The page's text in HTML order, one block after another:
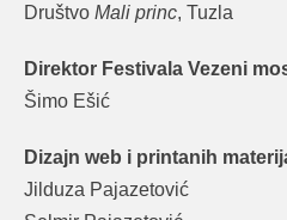
Društvo Mali princ, Tuzla
Direktor Festivala Vezeni
Šimo Ešić
Dizajn web i printanih
Jilduza Pajazetović